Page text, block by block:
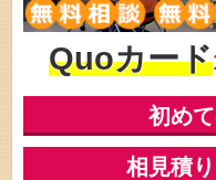
Quoカード
初め
相見積